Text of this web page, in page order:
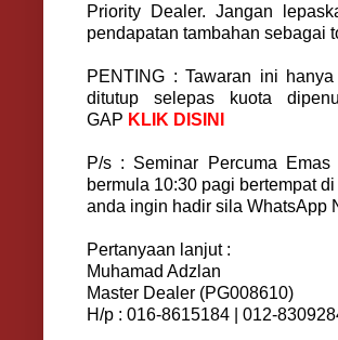
Priority Dealer. Jangan
pendapatan tambahan sebagai
PENTING : Tawaran ini
ditutup selepas kuota
GAP KLIK DISINI
P/s : Seminar Percuma
bermula 10:30 pagi bertempat
anda ingin hadir sila WhatsApp
Pertanyaan lanjut :
Muhamad Adzlan
Master Dealer (PG008610)
H/p : 016-8615184 | 012-